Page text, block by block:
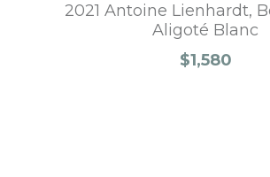
2021 Antoine Lienhardt,
Aligoté Blanc
$1,580